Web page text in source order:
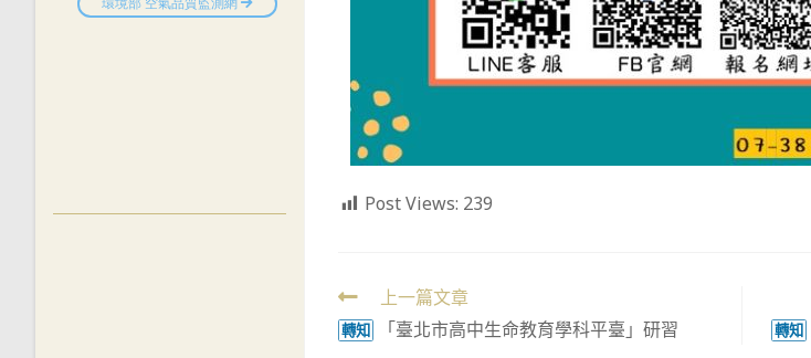
Post Views: 239
Read
more
上一篇文章
轉知 「臺北市高中生命教育學科平臺」研習 轉知